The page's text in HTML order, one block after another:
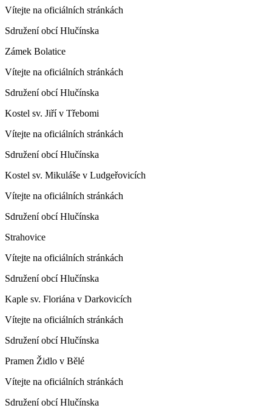
Vítejte na oficiálních stránkách
Sdružení obcí Hlučínska
Zámek Bolatice
Vítejte na oficiálních stránkách
Sdružení obcí Hlučínska
Kostel sv. Jiří v Třebomi
Vítejte na oficiálních stránkách
Sdružení obcí Hlučínska
Kostel sv. Mikuláše v Ludgeřovicích
Vítejte na oficiálních stránkách
Sdružení obcí Hlučínska
Strahovice
Vítejte na oficiálních stránkách
Sdružení obcí Hlučínska
Kaple sv. Floriána v Darkovicích
Vítejte na oficiálních stránkách
Sdružení obcí Hlučínska
Pramen Židlo v Bělé
Vítejte na oficiálních stránkách
Sdružení obcí Hlučínska